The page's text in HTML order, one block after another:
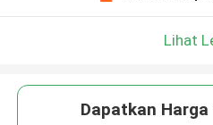
Lihat
Dapatkan